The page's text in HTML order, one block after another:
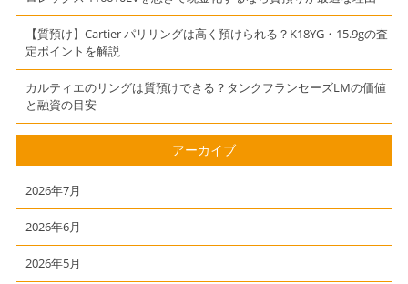
り買取させて頂
きました）
【質預け】Cartier パリリングは高く預けられる？K18YG・15.9gの査
定ポイントを解説
カルティエのリングは質預けできる？タンクフランセーズLMの価値
と融資の目安
アーカイブ
2026年7月
2026年6月
2026年5月